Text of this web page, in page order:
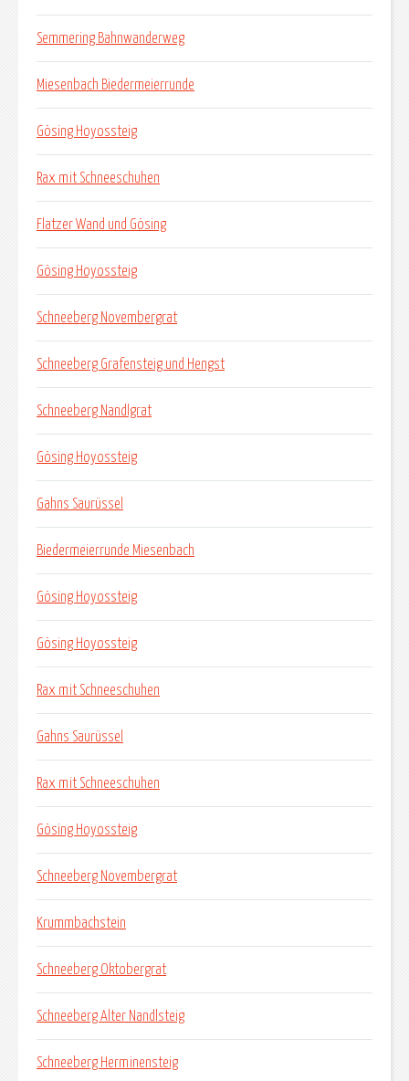
Semmering Bahnwanderweg
Miesenbach Biedermeierrunde
Gösing Hoyossteig
Rax mit Schneeschuhen
Flatzer Wand und Gösing
Gösing Hoyossteig
Schneeberg Novembergrat
Schneeberg Grafensteig und Hengst
Schneeberg Nandlgrat
Gösing Hoyossteig
Gahns Saurüssel
Biedermeierrunde Miesenbach
Gösing Hoyossteig
Gösing Hoyossteig
Rax mit Schneeschuhen
Gahns Saurüssel
Rax mit Schneeschuhen
Gösing Hoyossteig
Schneeberg Novembergrat
Krummbachstein
Schneeberg Oktobergrat
Schneeberg Alter Nandlsteig
Schneeberg Herminensteig